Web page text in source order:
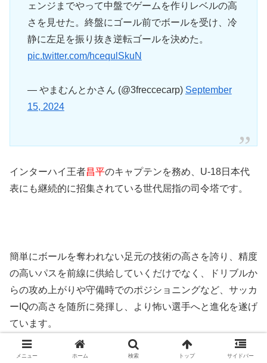
ェンジまでやって中盤でゲームを作りレベルの高
さを見せた。終盤にゴール前でボールを受け、冷
静に左足を振り抜き逆転ゴールを決めた。
pic.twitter.com/hcequlSkuN
— やまむんとかさん (@3freccecarp) September
15, 2024
インターハイ王者昌平のキャプテンを務め、U-18日本代
表にも継続的に招集されている世代屈指の司令塔です。
簡単にボールを奪われない足元の技術の高さを誇り、精度
の高いパスを前線に供給していくだけでなく、ドリブルか
らの攻め上がりや守備時でのポジショニングなど、サッカ
ーIQの高さを随所に発揮し、より怖い選手へと進化を遂げ
ています。
「チームの心臓」として 玉田圭司 監督からの信頼も厚く、
メニュー ホーム 検索 トップ サイドバー